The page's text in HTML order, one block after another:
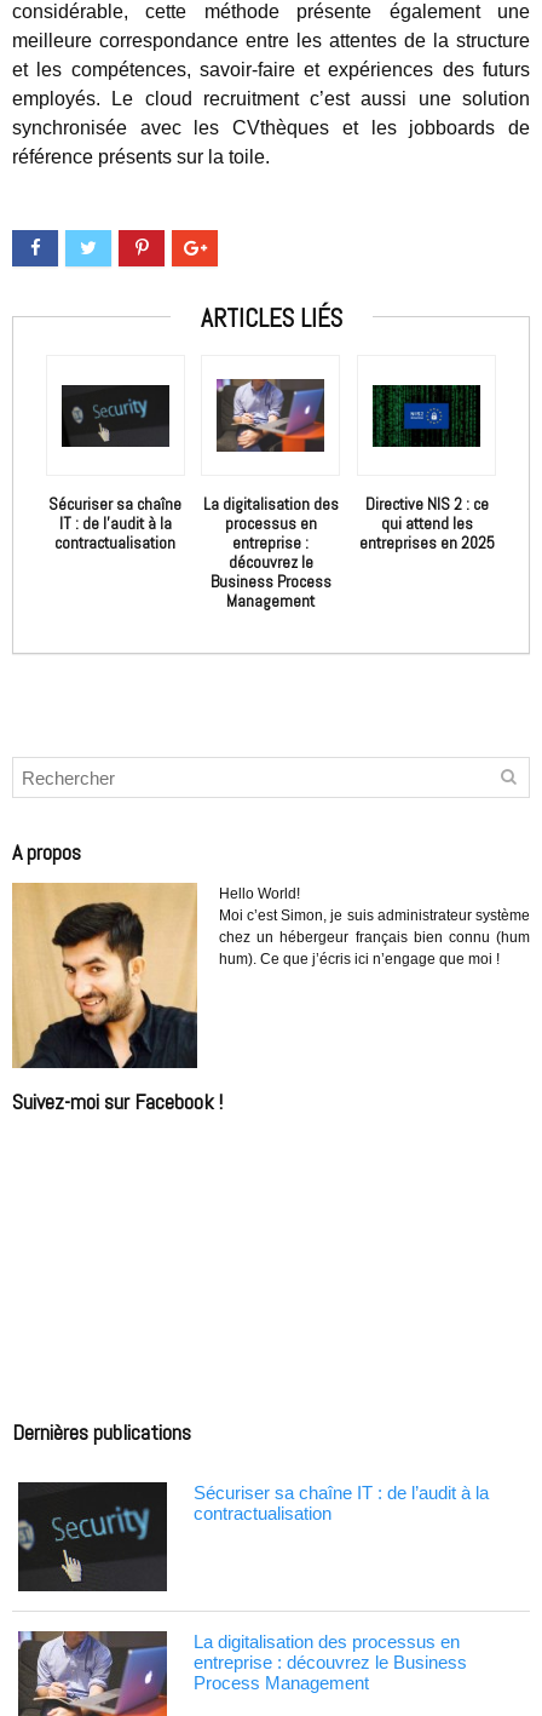
considérable, cette méthode présente également une
meilleure correspondance entre les attentes de la structure
et les compétences, savoir-faire et expériences des futurs
employés. Le cloud recruitment c’est aussi une solution
synchronisée avec les CVthèques et les jobboards de
référence présents sur la toile.
ARTICLES LIÉS
Sécuriser sa chaîne
IT : de l’audit à la
contractualisation
La digitalisation des
processus en
entreprise :
découvrez le
Business Process
Management
Directive NIS 2 : ce
qui attend les
entreprises en 2025
A propos
Hello World!
Moi c’est Simon, je suis administrateur système
chez un hébergeur français bien connu (hum
hum). Ce que j’écris ici n’engage que moi !
Suivez-moi sur Facebook !
Dernières publications
Sécuriser sa chaîne IT : de l’audit à la
contractualisation
La digitalisation des processus en
entreprise : découvrez le Business
Process Management